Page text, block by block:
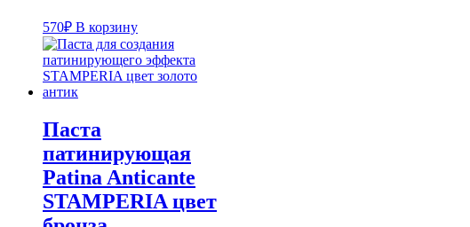
570₽ В корзину
Паста
патинирующая
Patina Anticante
STAMPERIA цвет